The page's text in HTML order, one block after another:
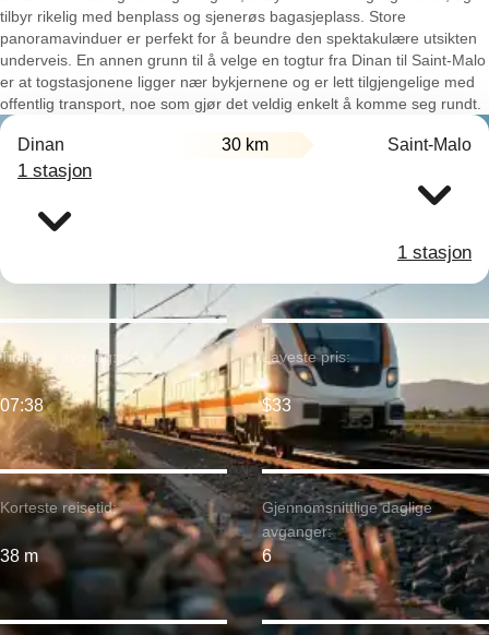
tilbyr rikelig med benplass og sjenerøs bagasjeplass. Store
panoramavinduer er perfekt for å beundre den spektakulære utsikten
underveis. En annen grunn til å velge en togtur fra Dinan til Saint-Malo
er at togstasjonene ligger nær bykjernene og er lett tilgjengelige med
offentlig transport, noe som gjør det veldig enkelt å komme seg rundt.
Dinan 30 km Saint-Malo
1 stasjon
1 stasjon
Korteste reisetid:
38 m
Tidligste avgang:
07:38
Laveste pris:
$33
Gjennomsnittlige daglige
avganger:
6